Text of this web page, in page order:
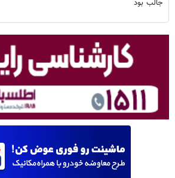
جالب بود